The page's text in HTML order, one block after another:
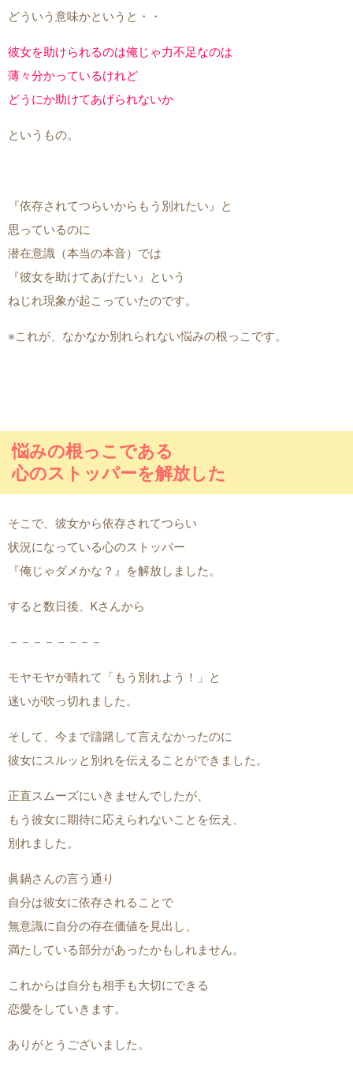
どういう意味かというと・・
彼女を助けられるのは俺じゃ力不足なのは
薄々分かっているけれど
どうにか助けてあげられないか
というもの。
『依存されてつらいからもう別れたい』と
思っているのに
潜在意識（本当の本音）では
『彼女を助けてあげたい』という
ねじれ現象が起こっていたのです。
※これが、なかなか別れられない悩みの根っこです。
悩みの根っこである
心のストッパーを解放した
そこで、彼女から依存されてつらい
状況になっている心のストッパー
『俺じゃダメかな？』を解放しました。
すると数日後、Kさんから
－－－－－－－－
モヤモヤが晴れて「もう別れよう！」と
迷いが吹っ切れました。
そして、今まで躊躇して言えなかったのに
彼女にスルッと別れを伝えることができました。
正直スムーズにいきませんでしたが、
もう彼女に期待に応えられないことを伝え、
別れました。
眞鍋さんの言う通り
自分は彼女に依存されることで
無意識に自分の存在価値を見出し、
満たしている部分があったかもしれません。
これからは自分も相手も大切にできる
恋愛をしていきます。
ありがとうございました。